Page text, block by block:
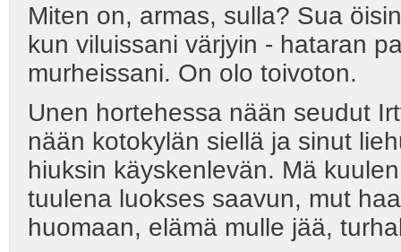
Miten on, armas, sulla? Sua
kun viluissani värjyin - hataran
murheissani. On olo toivoton.
Unen hortehessa nään seudut
nään kotokylän siellä ja sinut
hiuksin käyskenlevän. Mä
tuulena luokses saavun, mut
huomaan, elämä mulle jää,